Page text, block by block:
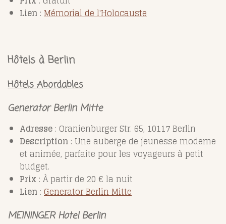
Lien : Mémorialdel'Holocauste
Hôtels à Berlin
Hôtels Abordables
Generator Berlin Mitte
Adresse : Oranienburger Str. 65, 10117 Berlin
Description : Une auberge de jeunesse moderne
et animée, parfaite pour les voyageurs à petit
budget.
Prix : À partir de 20 € la nuit
Lien : GeneratorBerlinMitte
MEININGER Hotel Berlin